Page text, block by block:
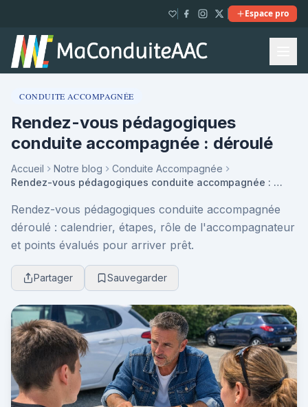
Espace pro
CONDUITE ACCOMPAGNÉE
Rendez-vous pédagogiques
conduite accompagnée : déroulé
Accueil Notre blog
Conduite Accompagnée
Rendez-vous pédagogiques conduite accompagnée : déroulé
Rendez-vous pédagogiques conduite accompagnée
déroulé : calendrier, étapes, rôle de l'accompagnateur
et points évalués pour arriver prêt.
Partager Sauvegarder